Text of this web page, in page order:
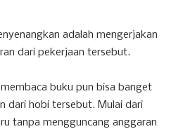
adalah mengerjakan
dari pekerjaan tersebut.
buku pun bisa banget
dari hobi tersebut. Mulai dari
tanpa mengguncang anggaran